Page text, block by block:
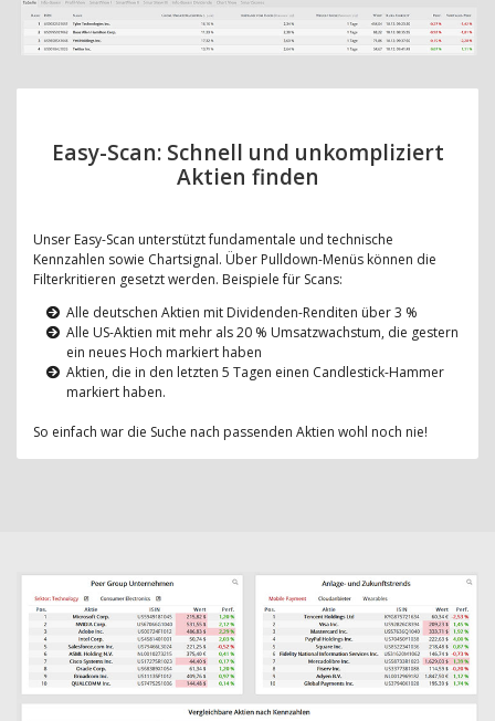
Easy-Scan: Schnell und unkompliziert
Aktien finden
Unser Easy-Scan unterstützt fundamentale und technische
Kennzahlen sowie Chartsignal. Über Pulldown-Menüs können die
Filterkritieren gesetzt werden. Beispiele für Scans:
Alle deutschen Aktien mit Dividenden-Renditen über 3 %
Alle US-Aktien mit mehr als 20 % Umsatzwachstum, die gestern
ein neues Hoch markiert haben
Aktien, die in den letzten 5 Tagen einen Candlestick-Hammer
markiert haben.
So einfach war die Suche nach passenden Aktien wohl noch nie!